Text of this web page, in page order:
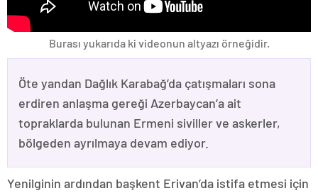
Burası yukarıda ki videonun altyazı örneğidir.
Öte yandan Dağlık Karabağ’da çatışmaları sona
erdiren anlaşma gereği Azerbaycan’a ait
topraklarda bulunan Ermeni siviller ve askerler,
bölgeden ayrılmaya devam ediyor.
Yenilginin ardından başkent Erivan’da istifa etmesi için